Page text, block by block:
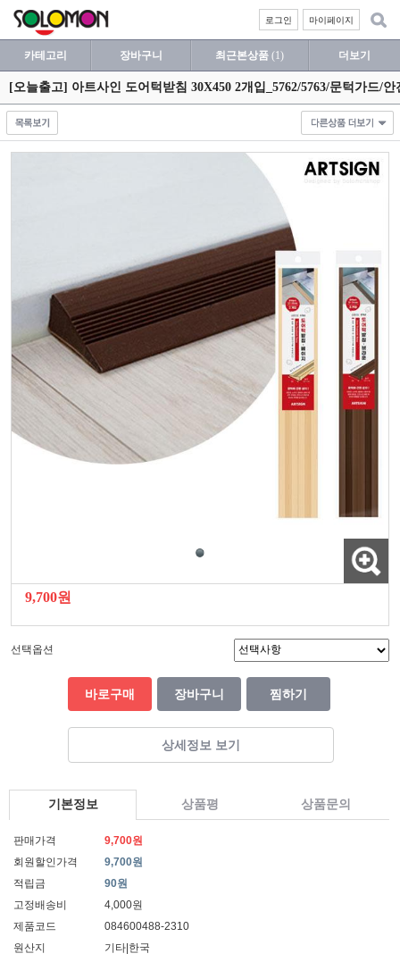
마이페이지
로그인
카테고리 장바구니 최근본상품 (1) 더보기
[오늘출고] 아트사인 도어턱받침 30X450 2개입_5762/5763/문턱가드/
9,700원
선택옵션
바로구매 장바구니 찜하기
상세정보 보기
기본정보 상품평 상품문의
판매가격
9,700원
회원할인가격
9,700원
적립금
90원
고정배송비
4,000원
제품코드
084600488-2310
원산지
기타|한국